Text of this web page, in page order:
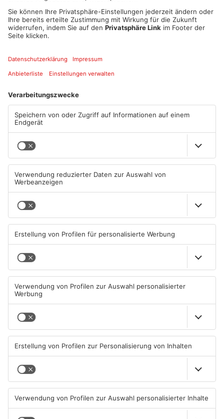
Miltenberg
Miltenberg: Alkoholisierter
Rentner überschlägt sich bei
Autounfall
04.08.2026, 13:30 UHR IN KREIS
MILTENBERG
Zustand des Faulbacher
werden
04.08.2026, 06:33 UHR IN KREIS
MILTENBERG
und jede Menge Live-Musik
01.08.2026, 21:20 UHR IN KREIS
wieder frei
31.07.2026, 11:48 UHR IN KREIS